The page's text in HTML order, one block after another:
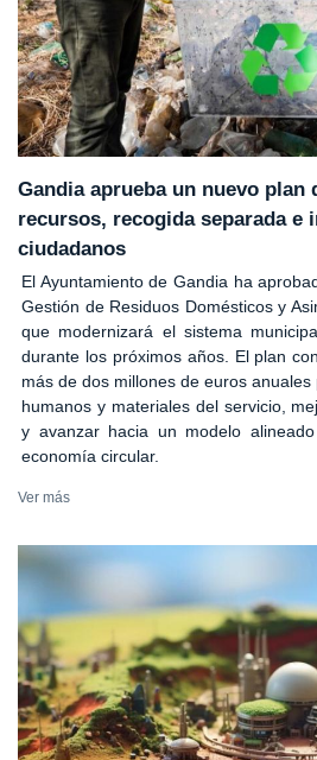
Gandia aprueba un nuevo plan
recursos, recogida separada e
ciudadanos
El Ayuntamiento de Gandia ha
Gestión de Residuos Domésticos y
que modernizará el sistema
durante los próximos años. El plan
más de dos millones de euros
humanos y materiales del servicio,
y avanzar hacia un modelo
economía circular.
Ver más